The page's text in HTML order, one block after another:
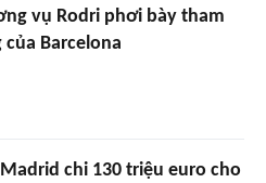
vụ Rodri phơi bày tham
của Barcelona
Madrid chi 130 triệu euro cho